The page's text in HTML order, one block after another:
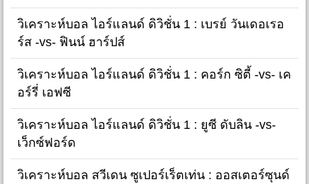
วิเคราะห์บอล ไอร์แลนด์ ดิวิชั่น 1 : เบรย์ วันเดอเรอ
ร์ส -vs- ฟินน์ ฮาร์ปส์
วิเคราะห์บอล ไอร์แลนด์ ดิวิชั่น 1 : คอร์ก ซิตี้ -vs- เค
อร์รี่ เอฟซี
วิเคราะห์บอล ไอร์แลนด์ ดิวิชั่น 1 : ยูซี ดับลิน -vs-
เว็กซ์ฟอร์ด
วิเคราะห์บอล สวีเดน ซูเปอร์เร็ตเท่น : ออสเตอร์ซุนด์